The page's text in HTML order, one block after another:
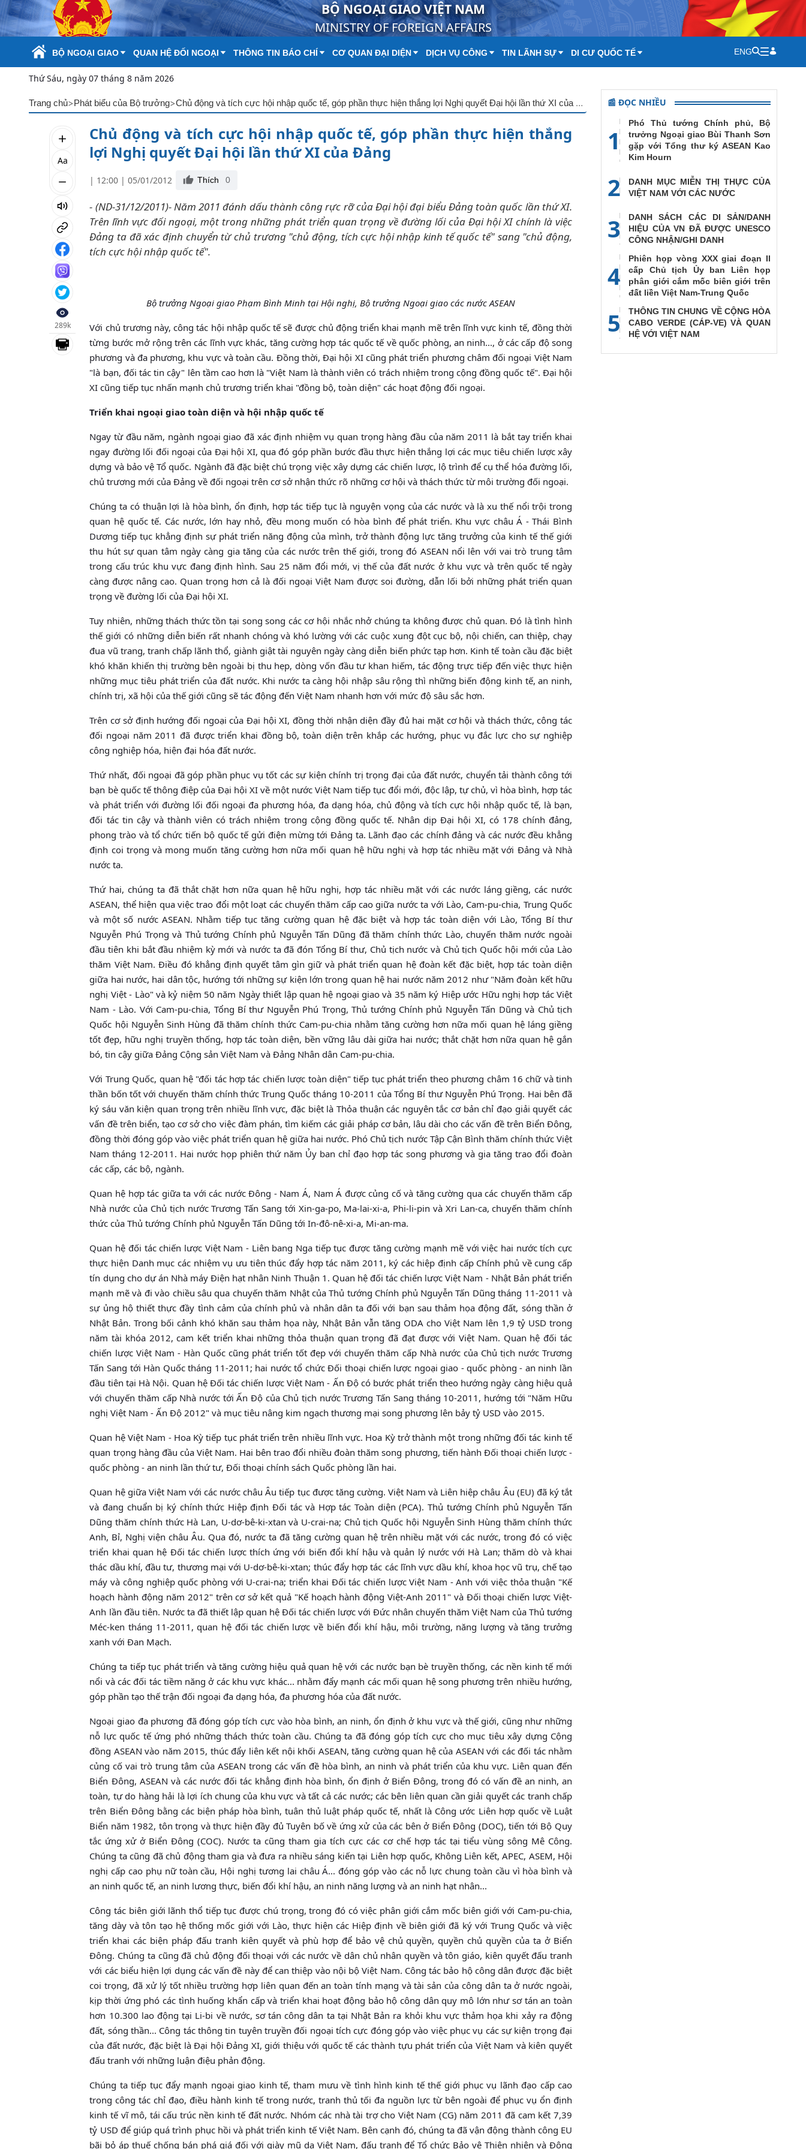
Skip to Main Content BỘ NGOẠI GIAO VIỆT NAM
MINISTRY OF FOREIGN AFFAIRS
BỘ NGOẠI GIAO QUAN HỆ ĐỐI NGOẠI THÔNG TIN BÁO CHÍ CƠ QUAN ĐẠI DIỆN DỊCH VỤ CÔNG TIN LÃNH SỰ DI CƯ QUỐC TẾ ENG
Thứ Sáu, ngày 07 tháng 8 năm 2026
Trang chủ>Phát biểu của Bộ trưởng> Chủ động và tích cực hội nhập quốc tế, góp phần thực hiện thắng lợi Nghị quyết Ðại hội lần thứ XI của Ðảng
Aa
289k
Chủ động và tích cực hội nhập quốc tế, góp phần thực hiện thắng
lợi Nghị quyết Ðại hội lần thứ XI của Ðảng
| 12:00 | 05/01/2012 Thích 0
- (ND-31/12/2011)- Năm 2011 đánh dấu thành công rực rỡ của Ðại hội đại biểu Ðảng toàn quốc lần thứ XI.
Trên lĩnh vực đối ngoại, một trong những phát triển quan trọng về đường lối của Ðại hội XI chính là việc
Ðảng ta đã xác định chuyển từ chủ trương "chủ động, tích cực hội nhập kinh tế quốc tế" sang "chủ động,
tích cực hội nhập quốc tế".
Bộ trưởng Ngoại giao Phạm Bình Minh tại Hội nghị, Bộ trưởng Ngoại giao các nước ASEAN
Với chủ trương này, công tác hội nhập quốc tế sẽ được chủ động triển khai mạnh mẽ trên lĩnh vực kinh tế, đồng thời
từng bước mở rộng trên các lĩnh vực khác, tăng cường hợp tác quốc tế về quốc phòng, an ninh..., ở các cấp độ song
phương và đa phương, khu vực và toàn cầu. Ðồng thời, Ðại hội XI cũng phát triển phương châm đối ngoại Việt Nam
"là bạn, đối tác tin cậy" lên tầm cao hơn là "Việt Nam là thành viên có trách nhiệm trong cộng đồng quốc tế". Ðại hội
XI cũng tiếp tục nhấn mạnh chủ trương triển khai "đồng bộ, toàn diện" các hoạt động đối ngoại.
Triển khai ngoại giao toàn diện và hội nhập quốc tế
Ngay từ đầu năm, ngành ngoại giao đã xác định nhiệm vụ quan trọng hàng đầu của năm 2011 là bắt tay triển khai
ngay đường lối đối ngoại của Ðại hội XI, qua đó góp phần bước đầu thực hiện thắng lợi các mục tiêu chiến lược xây
dựng và bảo vệ Tổ quốc. Ngành đã đặc biệt chú trọng việc xây dựng các chiến lược, lộ trình để cụ thể hóa đường lối,
chủ trương mới của Ðảng về đối ngoại trên cơ sở nhận thức rõ những cơ hội và thách thức từ môi trường đối ngoại.
Chúng ta có thuận lợi là hòa bình, ổn định, hợp tác tiếp tục là nguyện vọng của các nước và là xu thế nổi trội trong
quan hệ quốc tế. Các nước, lớn hay nhỏ, đều mong muốn có hòa bình để phát triển. Khu vực châu Á - Thái Bình
Dương tiếp tục khẳng định sự phát triển năng động của mình, trở thành động lực tăng trưởng của kinh tế thế giới
thu hút sự quan tâm ngày càng gia tăng của các nước trên thế giới, trong đó ASEAN nổi lên với vai trò trung tâm
trong cấu trúc khu vực đang định hình. Sau 25 năm đổi mới, vị thế của đất nước ở khu vực và trên quốc tế ngày
càng được nâng cao. Quan trọng hơn cả là đối ngoại Việt Nam được soi đường, dẫn lối bởi những phát triển quan
trọng về đường lối của Ðại hội XI.
Tuy nhiên, những thách thức tồn tại song song các cơ hội nhắc nhở chúng ta không được chủ quan. Ðó là tình hình
thế giới có những diễn biến rất nhanh chóng và khó lường với các cuộc xung đột cục bộ, nội chiến, can thiệp, chạy
đua vũ trang, tranh chấp lãnh thổ, giành giật tài nguyên ngày càng diễn biến phức tạp hơn. Kinh tế toàn cầu đặc biệt
khó khăn khiến thị trường bên ngoài bị thu hẹp, dòng vốn đầu tư khan hiếm, tác động trực tiếp đến việc thực hiện
những mục tiêu phát triển của đất nước. Khi nước ta càng hội nhập sâu rộng thì những biến động kinh tế, an ninh,
chính trị, xã hội của thế giới cũng sẽ tác động đến Việt Nam nhanh hơn với mức độ sâu sắc hơn.
Trên cơ sở định hướng đối ngoại của Ðại hội XI, đồng thời nhận diện đầy đủ hai mặt cơ hội và thách thức, công tác
đối ngoại năm 2011 đã được triển khai đồng bộ, toàn diện trên khắp các hướng, phục vụ đắc lực cho sự nghiệp
công nghiệp hóa, hiện đại hóa đất nước.
Thứ nhất, đối ngoại đã góp phần phục vụ tốt các sự kiện chính trị trọng đại của đất nước, chuyển tải thành công tới
bạn bè quốc tế thông điệp của Ðại hội XI về một nước Việt Nam tiếp tục đổi mới, độc lập, tự chủ, vì hòa bình, hợp tác
và phát triển với đường lối đối ngoại đa phương hóa, đa dạng hóa, chủ động và tích cực hội nhập quốc tế, là bạn,
đối tác tin cậy và thành viên có trách nhiệm trong cộng đồng quốc tế. Nhân dịp Ðại hội XI, có 178 chính đảng,
phong trào và tổ chức tiến bộ quốc tế gửi điện mừng tới Ðảng ta. Lãnh đạo các chính đảng và các nước đều khẳng
định coi trọng và mong muốn tăng cường hơn nữa mối quan hệ hữu nghị và hợp tác nhiều mặt với Ðảng và Nhà
nước ta.
Thứ hai, chúng ta đã thắt chặt hơn nữa quan hệ hữu nghị, hợp tác nhiều mặt với các nước láng giềng, các nước
ASEAN, thể hiện qua việc trao đổi một loạt các chuyến thăm cấp cao giữa nước ta với Lào, Cam-pu-chia, Trung Quốc
và một số nước ASEAN. Nhằm tiếp tục tăng cường quan hệ đặc biệt và hợp tác toàn diện với Lào, Tổng Bí thư
Nguyễn Phú Trọng và Thủ tướng Chính phủ Nguyễn Tấn Dũng đã thăm chính thức Lào, chuyến thăm nước ngoài
đầu tiên khi bắt đầu nhiệm kỳ mới và nước ta đã đón Tổng Bí thư, Chủ tịch nước và Chủ tịch Quốc hội mới của Lào
thăm Việt Nam. Ðiều đó khẳng định quyết tâm gìn giữ và phát triển quan hệ đoàn kết đặc biệt, hợp tác toàn diện
giữa hai nước, hai dân tộc, hướng tới những sự kiện lớn trong quan hệ hai nước năm 2012 như "Năm đoàn kết hữu
nghị Việt - Lào" và kỷ niệm 50 năm Ngày thiết lập quan hệ ngoại giao và 35 năm ký Hiệp ước Hữu nghị hợp tác Việt
Nam - Lào. Với Cam-pu-chia, Tổng Bí thư Nguyễn Phú Trọng, Thủ tướng Chính phủ Nguyễn Tấn Dũng và Chủ tịch
Quốc hội Nguyễn Sinh Hùng đã thăm chính thức Cam-pu-chia nhằm tăng cường hơn nữa mối quan hệ láng giềng
tốt đẹp, hữu nghị truyền thống, hợp tác toàn diện, bền vững lâu dài giữa hai nước; thắt chặt hơn nữa quan hệ gắn
bó, tin cậy giữa Ðảng Cộng sản Việt Nam và Ðảng Nhân dân Cam-pu-chia.
Với Trung Quốc, quan hệ "đối tác hợp tác chiến lược toàn diện" tiếp tục phát triển theo phương châm 16 chữ và tinh
thần bốn tốt với chuyến thăm chính thức Trung Quốc tháng 10-2011 của Tổng Bí thư Nguyễn Phú Trọng. Hai bên đã
ký sáu văn kiện quan trọng trên nhiều lĩnh vực, đặc biệt là Thỏa thuận các nguyên tắc cơ bản chỉ đạo giải quyết các
vấn đề trên biển, tạo cơ sở cho việc đàm phán, tìm kiếm các giải pháp cơ bản, lâu dài cho các vấn đề trên Biển Ðông,
đồng thời đóng góp vào việc phát triển quan hệ giữa hai nước. Phó Chủ tịch nước Tập Cận Bình thăm chính thức Việt
Nam tháng 12-2011. Hai nước họp phiên thứ năm Ủy ban chỉ đạo hợp tác song phương và gia tăng trao đổi đoàn
các cấp, các bộ, ngành.
Quan hệ hợp tác giữa ta với các nước Ðông - Nam Á, Nam Á được củng cố và tăng cường qua các chuyến thăm cấp
Nhà nước của Chủ tịch nước Trương Tấn Sang tới Xin-ga-po, Ma-lai-xi-a, Phi-li-pin và Xri Lan-ca, chuyến thăm chính
thức của Thủ tướng Chính phủ Nguyễn Tấn Dũng tới In-đô-nê-xi-a, Mi-an-ma.
Quan hệ đối tác chiến lược Việt Nam - Liên bang Nga tiếp tục được tăng cường mạnh mẽ với việc hai nước tích cực
thực hiện Danh mục các nhiệm vụ ưu tiên thúc đẩy hợp tác năm 2011, ký các hiệp định cấp Chính phủ về cung cấp
tín dụng cho dự án Nhà máy Ðiện hạt nhân Ninh Thuận 1. Quan hệ đối tác chiến lược Việt Nam - Nhật Bản phát triển
mạnh mẽ và đi vào chiều sâu qua chuyến thăm Nhật của Thủ tướng Chính phủ Nguyễn Tấn Dũng tháng 11-2011 và
sự ủng hộ thiết thực đầy tình cảm của chính phủ và nhân dân ta đối với bạn sau thảm họa động đất, sóng thần ở
Nhật Bản. Trong bối cảnh khó khăn sau thảm họa này, Nhật Bản vẫn tăng ODA cho Việt Nam lên 1,9 tỷ USD trong
năm tài khóa 2012, cam kết triển khai những thỏa thuận quan trọng đã đạt được với Việt Nam. Quan hệ đối tác
chiến lược Việt Nam - Hàn Quốc cũng phát triển tốt đẹp với chuyến thăm cấp Nhà nước của Chủ tịch nước Trương
Tấn Sang tới Hàn Quốc tháng 11-2011; hai nước tổ chức Ðối thoại chiến lược ngoại giao - quốc phòng - an ninh lần
đầu tiên tại Hà Nội. Quan hệ Ðối tác chiến lược Việt Nam - Ấn Ðộ có bước phát triển theo hướng ngày càng hiệu quả
với chuyến thăm cấp Nhà nước tới Ấn Ðộ của Chủ tịch nước Trương Tấn Sang tháng 10-2011, hướng tới "Năm Hữu
nghị Việt Nam - Ấn Ðộ 2012" và mục tiêu nâng kim ngạch thương mại song phương lên bảy tỷ USD vào 2015.
Quan hệ Việt Nam - Hoa Kỳ tiếp tục phát triển trên nhiều lĩnh vực. Hoa Kỳ trở thành một trong những đối tác kinh tế
quan trọng hàng đầu của Việt Nam. Hai bên trao đổi nhiều đoàn thăm song phương, tiến hành Ðối thoại chiến lược -
quốc phòng - an ninh lần thứ tư, Ðối thoại chính sách Quốc phòng lần hai.
Quan hệ giữa Việt Nam với các nước châu Âu tiếp tục được tăng cường. Việt Nam và Liên hiệp châu Âu (EU) đã ký tắt
và đang chuẩn bị ký chính thức Hiệp định Ðối tác và Hợp tác Toàn diện (PCA). Thủ tướng Chính phủ Nguyễn Tấn
Dũng thăm chính thức Hà Lan, U-dơ-bê-ki-xtan và U-crai-na; Chủ tịch Quốc hội Nguyễn Sinh Hùng thăm chính thức
Anh, Bỉ, Nghị viện châu Âu. Qua đó, nước ta đã tăng cường quan hệ trên nhiều mặt với các nước, trong đó có việc
triển khai quan hệ Ðối tác chiến lược thích ứng với biến đổi khí hậu và quản lý nước với Hà Lan; thăm dò và khai
thác dầu khí, đầu tư, thương mại với U-dơ-bê-ki-xtan; thúc đẩy hợp tác các lĩnh vực dầu khí, khoa học vũ trụ, chế tạo
máy và công nghiệp quốc phòng với U-crai-na; triển khai Ðối tác chiến lược Việt Nam - Anh với việc thỏa thuận "Kế
hoạch hành động năm 2012" trên cơ sở kết quả "Kế hoạch hành động Việt-Anh 2011" và Ðối thoại chiến lược Việt-
Anh lần đầu tiên. Nước ta đã thiết lập quan hệ Ðối tác chiến lược với Ðức nhân chuyến thăm Việt Nam của Thủ tướng
Méc-ken tháng 11-2011, quan hệ đối tác chiến lược về biến đổi khí hậu, môi trường, năng lượng và tăng trưởng
xanh với Ðan Mạch.
Chúng ta tiếp tục phát triển và tăng cường hiệu quả quan hệ với các nước bạn bè truyền thống, các nền kinh tế mới
nổi và các đối tác tiềm năng ở các khu vực khác... nhằm đẩy mạnh các mối quan hệ song phương trên nhiều hướng,
góp phần tạo thế trận đối ngoại đa dạng hóa, đa phương hóa của đất nước.
Ngoại giao đa phương đã đóng góp tích cực vào hòa bình, an ninh, ổn định ở khu vực và thế giới, cũng như những
nỗ lực quốc tế ứng phó những thách thức toàn cầu. Chúng ta đã đóng góp tích cực cho mục tiêu xây dựng Cộng
đồng ASEAN vào năm 2015, thúc đẩy liên kết nội khối ASEAN, tăng cường quan hệ của ASEAN với các đối tác nhằm
củng cố vai trò trung tâm của ASEAN trong các vấn đề hòa bình, an ninh và phát triển của khu vực. Liên quan đến
Biển Ðông, ASEAN và các nước đối tác khẳng định hòa bình, ổn định ở Biển Ðông, trong đó có vấn đề an ninh, an
toàn, tự do hàng hải là lợi ích chung của khu vực và tất cả các nước; các bên liên quan cần giải quyết các tranh chấp
trên Biển Ðông bằng các biện pháp hòa bình, tuân thủ luật pháp quốc tế, nhất là Công ước Liên hợp quốc về Luật
Biển năm 1982, tôn trọng và thực hiện đầy đủ Tuyên bố về ứng xử của các bên ở Biển Ðông (DOC), tiến tới Bộ Quy
tắc ứng xử ở Biển Ðông (COC). Nước ta cũng tham gia tích cực các cơ chế hợp tác tại tiểu vùng sông Mê Công.
Chúng ta cũng đã chủ động tham gia và đưa ra nhiều sáng kiến tại Liên hợp quốc, Không Liên kết, APEC, ASEM, Hội
nghị cấp cao phụ nữ toàn cầu, Hội nghị tương lai châu Á... đóng góp vào các nỗ lực chung toàn cầu vì hòa bình và
an ninh quốc tế, an ninh lương thực, biến đổi khí hậu, an ninh năng lượng và an ninh hạt nhân...
Công tác biên giới lãnh thổ tiếp tục được chú trọng, trong đó có việc phân giới cắm mốc biên giới với Cam-pu-chia,
tăng dày và tôn tạo hệ thống mốc giới với Lào, thực hiện các Hiệp định về biên giới đã ký với Trung Quốc và việc
triển khai các biện pháp đấu tranh kiên quyết và phù hợp để bảo vệ chủ quyền, quyền chủ quyền của ta ở Biển
Ðông. Chúng ta cũng đã chủ động đối thoại với các nước về dân chủ nhân quyền và tôn giáo, kiên quyết đấu tranh
với các biểu hiện lợi dụng các vấn đề này để can thiệp vào nội bộ Việt Nam. Công tác bảo hộ công dân được đặc biệt
coi trọng, đã xử lý tốt nhiều trường hợp liên quan đến an toàn tính mạng và tài sản của công dân ta ở nước ngoài,
kịp thời ứng phó các tình huống khẩn cấp và triển khai hoạt động bảo hộ công dân quy mô lớn như sơ tán an toàn
hơn 10.300 lao động tại Li-bi về nước, sơ tán công dân ta tại Nhật Bản ra khỏi khu vực thảm họa khi xảy ra động
đất, sóng thần... Công tác thông tin tuyên truyền đối ngoại tích cực đóng góp vào việc phục vụ các sự kiện trọng đại
của đất nước, đặc biệt là Ðại hội Ðảng XI, giới thiệu với quốc tế các thành tựu phát triển của Việt Nam và kiên quyết
đấu tranh với những luận điệu phản động.
Chúng ta tiếp tục đẩy mạnh ngoại giao kinh tế, tham mưu về tình hình kinh tế thế giới phục vụ lãnh đạo cấp cao
trong công tác chỉ đạo, điều hành kinh tế trong nước, tranh thủ tối đa nguồn lực từ bên ngoài để phục vụ ổn định
kinh tế vĩ mô, tái cấu trúc nền kinh tế đất nước. Nhóm các nhà tài trợ cho Việt Nam (CG) năm 2011 đã cam kết 7,39
tỷ USD để giúp quá trình phục hồi và phát triển kinh tế Việt Nam. Bên cạnh đó, chúng ta đã vận động thành công EU
bãi bỏ áp thuế chống bán phá giá đối với giày mũ da Việt Nam, đấu tranh để Tổ chức Bảo vệ Thiên nhiên và Ðộng
📰 ĐỌC NHIỀU
1
Phó Thủ tướng Chính phủ, Bộ
trưởng Ngoại giao Bùi Thanh Sơn
gặp với Tổng thư ký ASEAN Kao
Kim Hourn
2
DANH MỤC MIỄN THỊ THỰC CỦA
VIỆT NAM VỚI CÁC NƯỚC
3
DANH SÁCH CÁC DI SẢN/DANH
HIỆU CỦA VN ĐÃ ĐƯỢC UNESCO
CÔNG NHẬN/GHI DANH
4
Phiên họp vòng XXX giai đoạn II
cấp Chủ tịch Ủy ban Liên họp
phân giới cắm mốc biên giới trên
đất liền Việt Nam-Trung Quốc
5
THÔNG TIN CHUNG VỀ CỘNG HÒA
CABO VERDE (CÁP-VE) VÀ QUAN
HỆ VỚI VIỆT NAM